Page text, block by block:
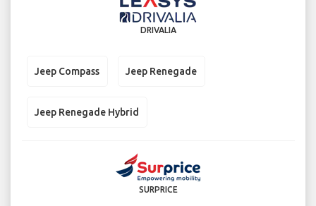
DRIVALIA
Jeep Compass Jeep Renegade
Jeep Renegade Hybrid
SURPRICE